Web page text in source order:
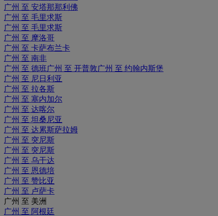
广州 至 安塔那那利佛
广州 至 毛里求斯
广州 至 毛里求斯
广州 至 摩洛哥
广州 至 卡萨布兰卡
广州 至 南非
广州 至 德班广州 至 开普敦广州 至 约翰内斯堡
广州 至 尼日利亚
广州 至 拉各斯
广州 至 塞内加尔
广州 至 达喀尔
广州 至 坦桑尼亚
广州 至 达累斯萨拉姆
广州 至 突尼斯
广州 至 突尼斯
广州 至 乌干达
广州 至 恩德培
广州 至 赞比亚
广州 至 卢萨卡
广州 至 美洲
广州 至 阿根廷